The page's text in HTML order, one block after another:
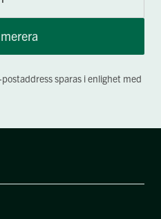
sparas i enlighet med